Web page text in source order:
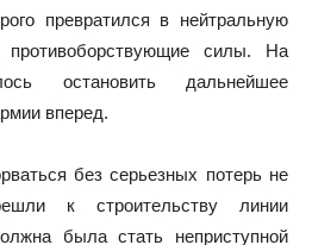
превратился в нейтральную
силы. На
остановить дальнейшее
вперед.
без серьезных потерь не
к строительству линии
была стать неприступной